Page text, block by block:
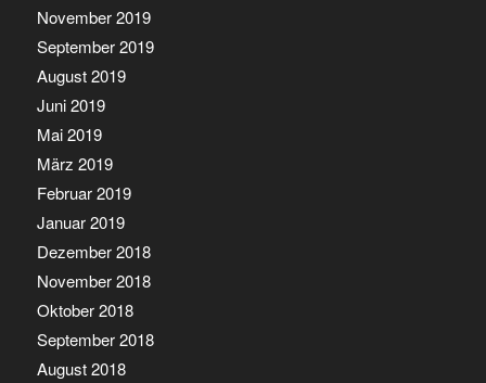
November 2019
September 2019
August 2019
Juni 2019
Mai 2019
März 2019
Februar 2019
Januar 2019
Dezember 2018
November 2018
Oktober 2018
September 2018
August 2018